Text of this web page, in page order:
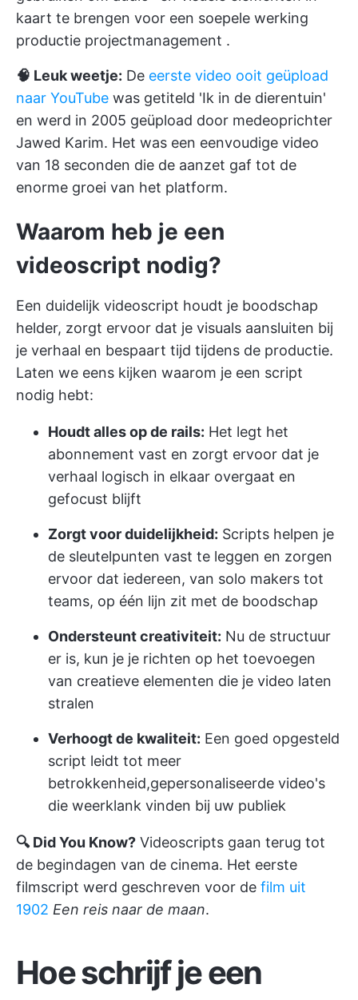
kaart te brengen voor een soepele werking
productie projectmanagement .
🧠 Leuk weetje: De eerste video ooit geüpload
naar YouTube was getiteld 'Ik in de dierentuin'
en werd in 2005 geüpload door medeoprichter
Jawed Karim. Het was een eenvoudige video
van 18 seconden die de aanzet gaf tot de
enorme groei van het platform.
Waarom heb je een
videoscript nodig?
Een duidelijk videoscript houdt je boodschap
helder, zorgt ervoor dat je visuals aansluiten bij
je verhaal en bespaart tijd tijdens de productie.
Laten we eens kijken waarom je een script
nodig hebt:
Houdt alles op de rails: Het legt het
abonnement vast en zorgt ervoor dat je
verhaal logisch in elkaar overgaat en
gefocust blijft
Zorgt voor duidelijkheid: Scripts helpen je
de sleutelpunten vast te leggen en zorgen
ervoor dat iedereen, van solo makers tot
teams, op één lijn zit met de boodschap
Ondersteunt creativiteit: Nu de structuur
er is, kun je je richten op het toevoegen
van creatieve elementen die je video laten
stralen
Verhoogt de kwaliteit: Een goed opgesteld
script leidt tot meer
betrokkenheid,gepersonaliseerde video's
die weerklank vinden bij uw publiek
🔍 Did You Know? Videoscripts gaan terug tot
de begindagen van de cinema. Het eerste
filmscript werd geschreven voor de film uit
1902 Een reis naar de maan.
Hoe schrijf je een